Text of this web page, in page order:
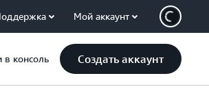
Мой аккаунт
в консоль Создать аккаунт